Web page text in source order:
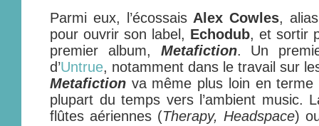
Parmi eux, l’écossais Alex Cowles,
pour ouvrir son label, Echodub, et sortir
premier album, Metafiction. Un
d’Untrue, notamment dans le travail sur
Metafiction va même plus loin en
plupart du temps vers l’ambient music.
flûtes aériennes (Therapy, Headspace)